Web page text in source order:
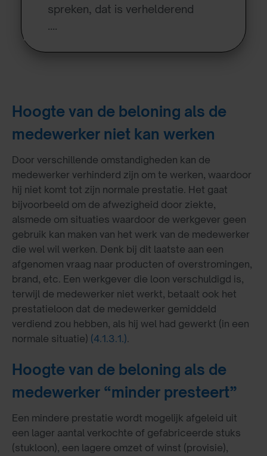
spreken, dat is verhelderend
….
Hoogte van de beloning als de
medewerker niet kan werken
Door verschillende omstandigheden kan de
medewerker verhinderd zijn om te werken, waardoor
hij niet komt tot zijn normale prestatie. Het gaat
bijvoorbeeld om de afwezigheid door ziekte,
alsmede om situaties waardoor de werkgever geen
gebruik kan maken van het werk van de medewerker
die wel wil werken. Denk bij dit laatste aan een
afgenomen vraag naar producten of overstromingen,
brand, etc. Een werkgever die loon verschuldigd is,
terwijl de medewerker niet werkt, betaalt ook het
prestatieloon dat de medewerker gemiddeld
verdiend zou hebben, als hij wel had gewerkt (in een
normale situatie) (4.1.3.1.).
Hoogte van de beloning als de
medewerker “minder presteert”
Een mindere prestatie wordt mogelijk afgeleid uit
een lager aantal verkochte of gefabriceerde stuks
(stukloon), een lagere omzet of winst (provisie),